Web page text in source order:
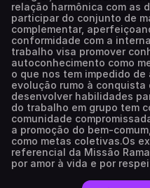
relação harmônica com as
participar do conjunto de
complementar,
conformidade com a
trabalho visa promover
autoconhecimento como
o que nos tem impedido de
evolução rumo à
desenvolver habilidades
do trabalho em grupo tem
comunidade
a promoção do bem-
como metas coletivas.Os
referencial da Missão
por amor à vida e por